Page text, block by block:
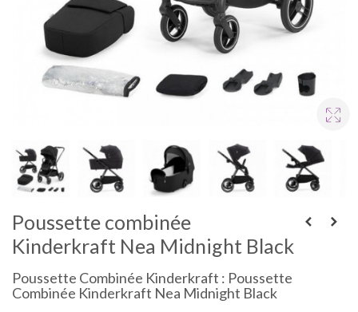
Poussette combinée
Kinderkraft Nea Midnight Black
Poussette Combinée Kinderkraft : Poussette
Combinée Kinderkraft Nea Midnight Black